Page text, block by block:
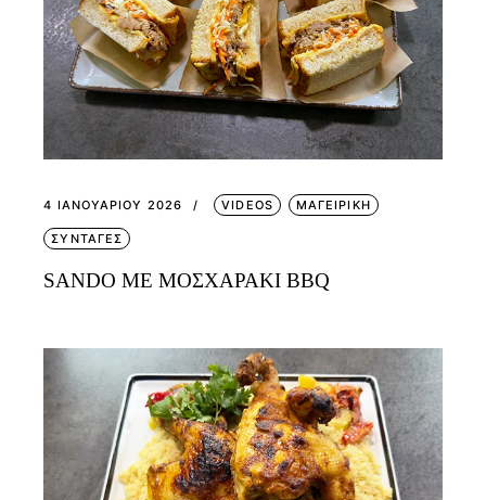
4 ΙΑΝΟΥΑΡΊΟΥ 2026 VIDEOS ΜΑΓΕΙΡΙΚΗ
ΣΥΝΤΑΓΕΣ
SANDO ΜΕ ΜΟΣΧΑΡΑΚΙ BBQ